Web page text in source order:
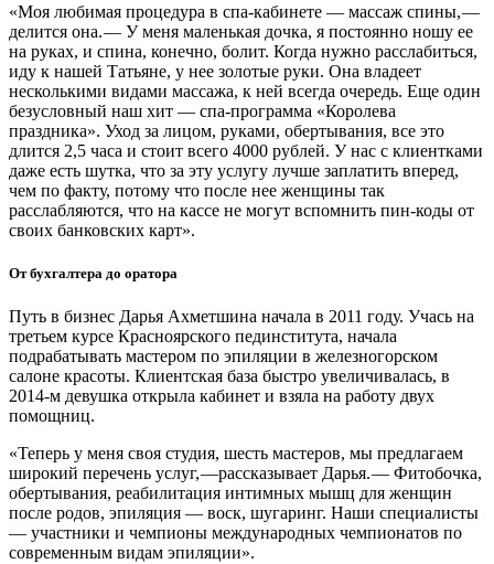
«Моя любимая процедура в спа-кабинете — ​массаж спины, — ​
делится она. — ​У меня маленькая дочка, я постоянно ношу ее
на руках, и спина, конечно, болит. Когда нужно расслабиться,
иду к нашей Татьяне, у нее золотые руки. Она владеет
несколькими видами массажа, к ней всегда очередь. Еще один
безусловный наш хит — ​спа-программа «Королева
праздника». Уход за лицом, руками, обертывания, все это
длится 2,5 часа и стоит всего 4000 рублей. У нас с клиентками
даже есть шутка, что за эту услугу лучше заплатить вперед,
чем по факту, потому что после нее женщины так
расслабляются, что на кассе не могут вспомнить пин-коды от
своих банковских карт».
От бухгалтера до оратора
Путь в бизнес Дарья Ахметшина начала в 2011 году. Учась на
третьем курсе Красноярского пединститута, начала
подрабатывать мастером по эпиляции в железногорском
салоне красоты. Клиентская база быстро увеличивалась, в
2014‑м девушка открыла кабинет и взяла на работу двух
помощниц.
«Теперь у меня своя студия, шесть мастеров, мы предлагаем
широкий перечень услуг, —рассказывает Дарья. — ​Фитобочка,
обертывания, реабилитация интимных мышц для женщин
после родов, эпиляция — ​воск, шугаринг. Наши специалисты
— ​участники и чемпионы международных чемпионатов по
современным видам эпиляции».